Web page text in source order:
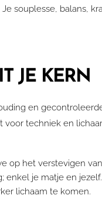
souplesse, balans,
JE KERN
en
techniek en
op het verstevigen
enkel je matje en
lichaam te komen.